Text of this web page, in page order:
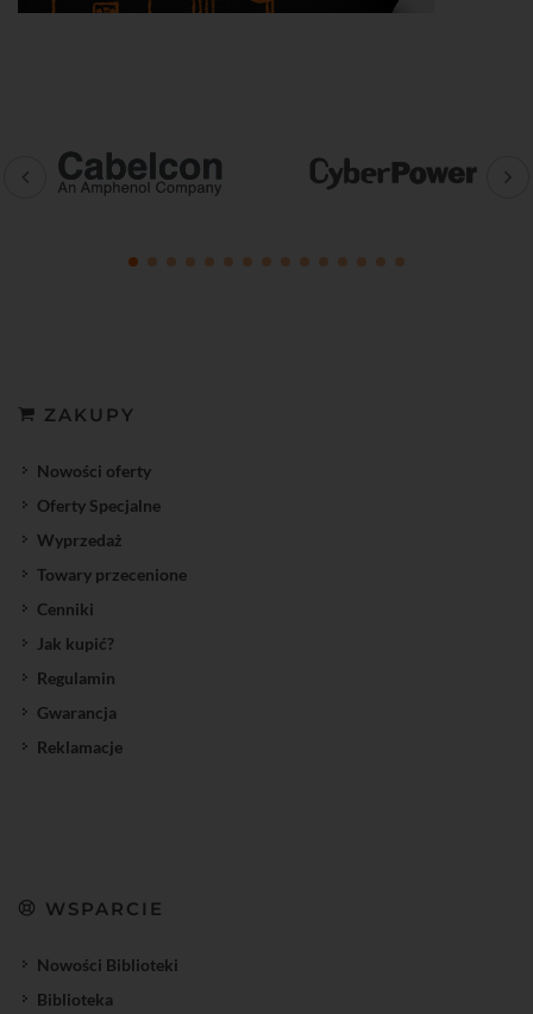
ZAKUPY
Nowości oferty
Oferty Specjalne
Wyprzedaż
Towary przecenione
Cenniki
Jak kupić?
Regulamin
Gwarancja
Reklamacje
WSPARCIE
Nowości Biblioteki
Biblioteka